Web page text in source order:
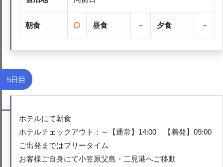
朝食 昼食 － 夕食 －
5日目
ホテルにて朝食
ホテルチェックアウト：～【通常】14:00 【着発】09:00
ご出発まではフリータイム
お客様ご自身にて小笠原父島・二見港へご移動